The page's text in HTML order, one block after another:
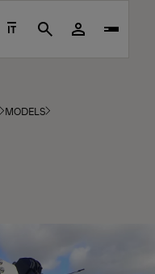
IT Search
MODELS